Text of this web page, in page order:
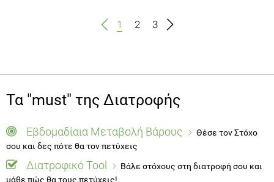
1 2 3
Τα "must" της Διατροφής
Εβδομαδίαια Μεταβολή Βάρους
Θέσε τον Στόχο
σου και δες πότε θα τον πετύχεις
Διατροφικό Tool
Βάλε στόχους στη διατροφή σου και
μάθε πώς θα τους πετύχεις!